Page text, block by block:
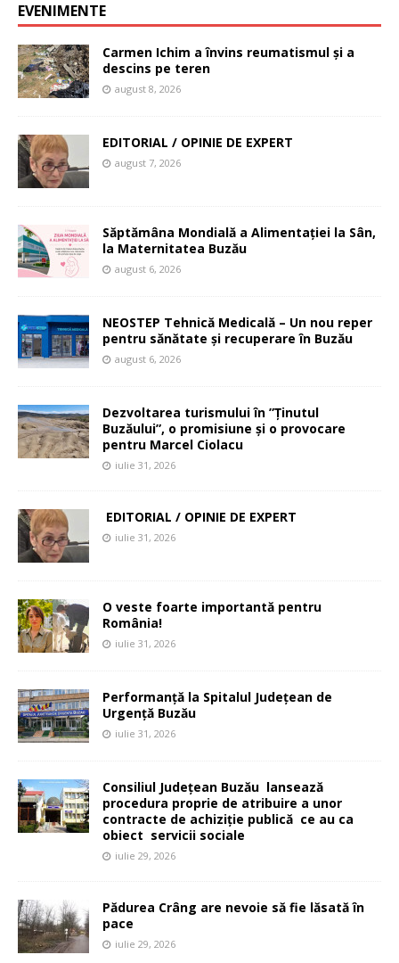
EVENIMENTE
Carmen Ichim a învins reumatismul și a
descins pe teren
august 8, 2026
EDITORIAL / OPINIE DE EXPERT
august 7, 2026
Săptămâna Mondială a Alimentației la Sân,
la Maternitatea Buzău
august 6, 2026
NEOSTEP Tehnică Medicală – Un nou reper
pentru sănătate și recuperare în Buzău
august 6, 2026
Dezvoltarea turismului în ”Ținutul
Buzăului”, o promisiune și o provocare
pentru Marcel Ciolacu
iulie 31, 2026
EDITORIAL / OPINIE DE EXPERT
iulie 31, 2026
O veste foarte importantă pentru
România!
iulie 31, 2026
Performanță la Spitalul Județean de
Urgență Buzău
iulie 31, 2026
Consiliul Județean Buzău lansează
procedura proprie de atribuire a unor
contracte de achiziție publică ce au ca
obiect servicii sociale
iulie 29, 2026
Pădurea Crâng are nevoie să fie lăsată în
pace
iulie 29, 2026